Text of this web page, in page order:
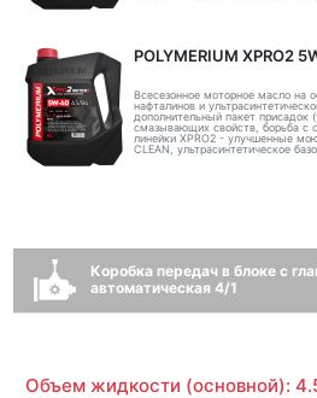
POLYMERIUM XPRO2
Всесезонное моторное масло на
нафталинов и
дополнительный пакет
смазывающих свойств, борьба с
линейки XPRO2 - улучшенные
CLEAN, ультрасинтетическое
Коробка передач в блоке с
автоматическая 4/1
Объем жидкости (основной):